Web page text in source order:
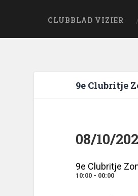
CLUBBLAD VIZIER
9e Clubritje
08/10/
9e Clubritje
10:00 - 00:00